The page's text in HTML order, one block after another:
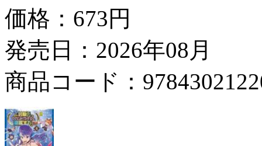
価格： 673円
発売日：2026年08月
商品コード：